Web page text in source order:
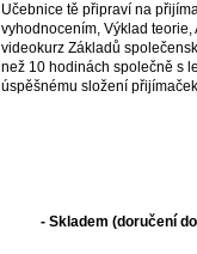
Učebnice tě připraví na
vyhodnocením, Výklad
videokurz Základů
než 10 hodinách společně s
úspěšnému složení
- Skladem (doručení